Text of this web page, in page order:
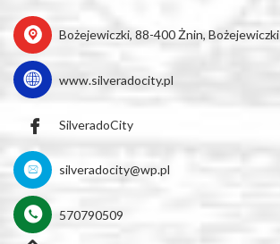
Bożejewiczki, 88-400 Żnin, Bożejewiczki
www.silveradocity.pl
SilveradoCity
silveradocity@wp.pl
570790509